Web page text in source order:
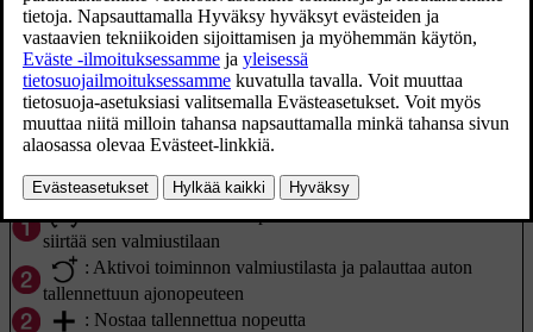
senhetkisen ajonopeuden
:Aktiivisesta tilasta– poistaa -toiminnon toiminnasta tai
siirtää sen valmiustilaan
: Aktivoi toiminnon valmiustilasta ja palauttaa auton
tallennettuun ajonopeuteen
: Nostaa tallennettua nopeutta